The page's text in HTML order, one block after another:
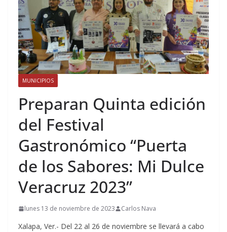
MUNICIPIOS
Preparan Quinta edición
del Festival
Gastronómico “Puerta
de los Sabores: Mi Dulce
Veracruz 2023”
lunes 13 de noviembre de 2023 Carlos Nava
Xalapa, Ver.- Del 22 al 26 de noviembre se llevará a cabo